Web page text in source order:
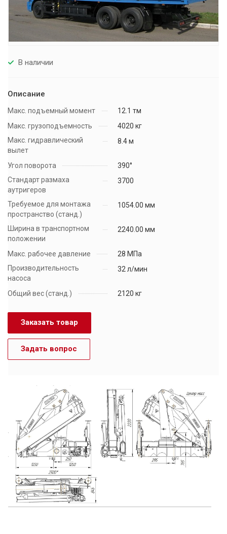
В наличии
Описание
Макс. подъемный момент
12.1 тм
Макс. грузоподъемность
4020 кг
Макс. гидравлический
вылет
8.4 м
Угол поворота
390°
Стандарт размаха
аутригеров
3700
Требуемое для монтажа
пространство (станд.)
1054.00 мм
Ширина в транспортном
положении
2240.00 мм
Макс. рабочее давление
28 МПа
Производительность
насоса
32 л/мин
Общий вес (станд.) 2120 кг
Заказать товар
Задать вопрос